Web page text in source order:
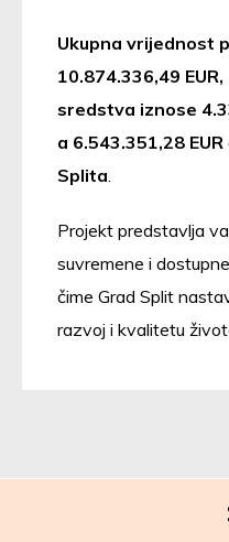
Ukupna vrijednost
10.874.336,49
sredstva iznose
a 6.543.351,28
Splita
Projekt predstavlja
suvremene i
čime Grad Split
razvoj i kvalitetu